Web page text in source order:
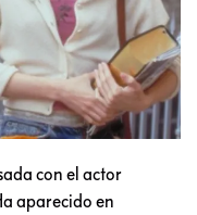
con el actor
aparecido en